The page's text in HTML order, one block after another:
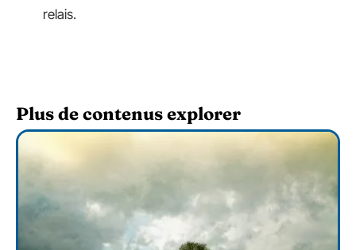
relais.
Plus de contenus explorer